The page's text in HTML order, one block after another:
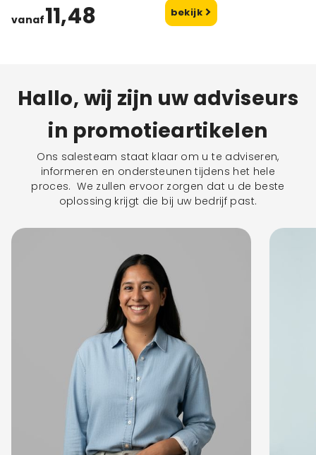
vanaf11,48 bekijk
Hallo, wij zijn uw adviseurs
in promotieartikelen
Ons salesteam staat klaar om u te adviseren,
informeren en ondersteunen tijdens het hele
proces. We zullen ervoor zorgen dat u de beste
oplossing krijgt die bij uw bedrijf past.